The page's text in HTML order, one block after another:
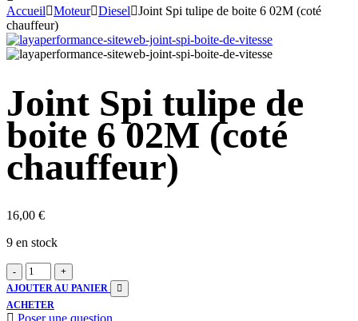
Accueil Moteur Diesel
Joint Spi tulipe de boite 6 02M (coté
chauffeur)
Joint Spi tulipe de
boite 6 02M (coté
chauffeur)
16,00 €
9 en stock
-
Joint
Spi
tulipe
de
+
AJOUTER AU PANIER
ACHETER